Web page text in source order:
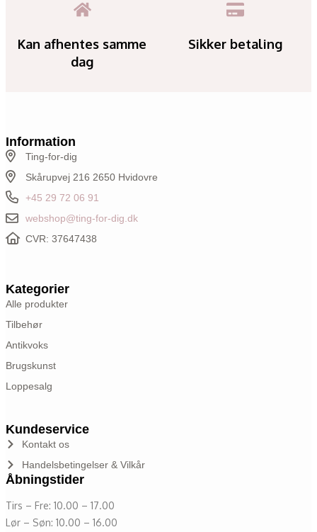
Kan afhentes samme
dag
Sikker betaling
Information
Ting-for-dig
Skårupvej 216 2650 Hvidovre
+45 29 72 06 91
webshop@ting-for-dig.dk
CVR: 37647438
Kategorier
Alle produkter
Tilbehør
Antikvoks
Brugskunst
Loppesalg
Kundeservice
Kontakt os
Handelsbetingelser & Vilkår
Åbningstider
Tirs – Fre: 10.00 – 17.00
Lør – Søn: 10.00 – 16.00